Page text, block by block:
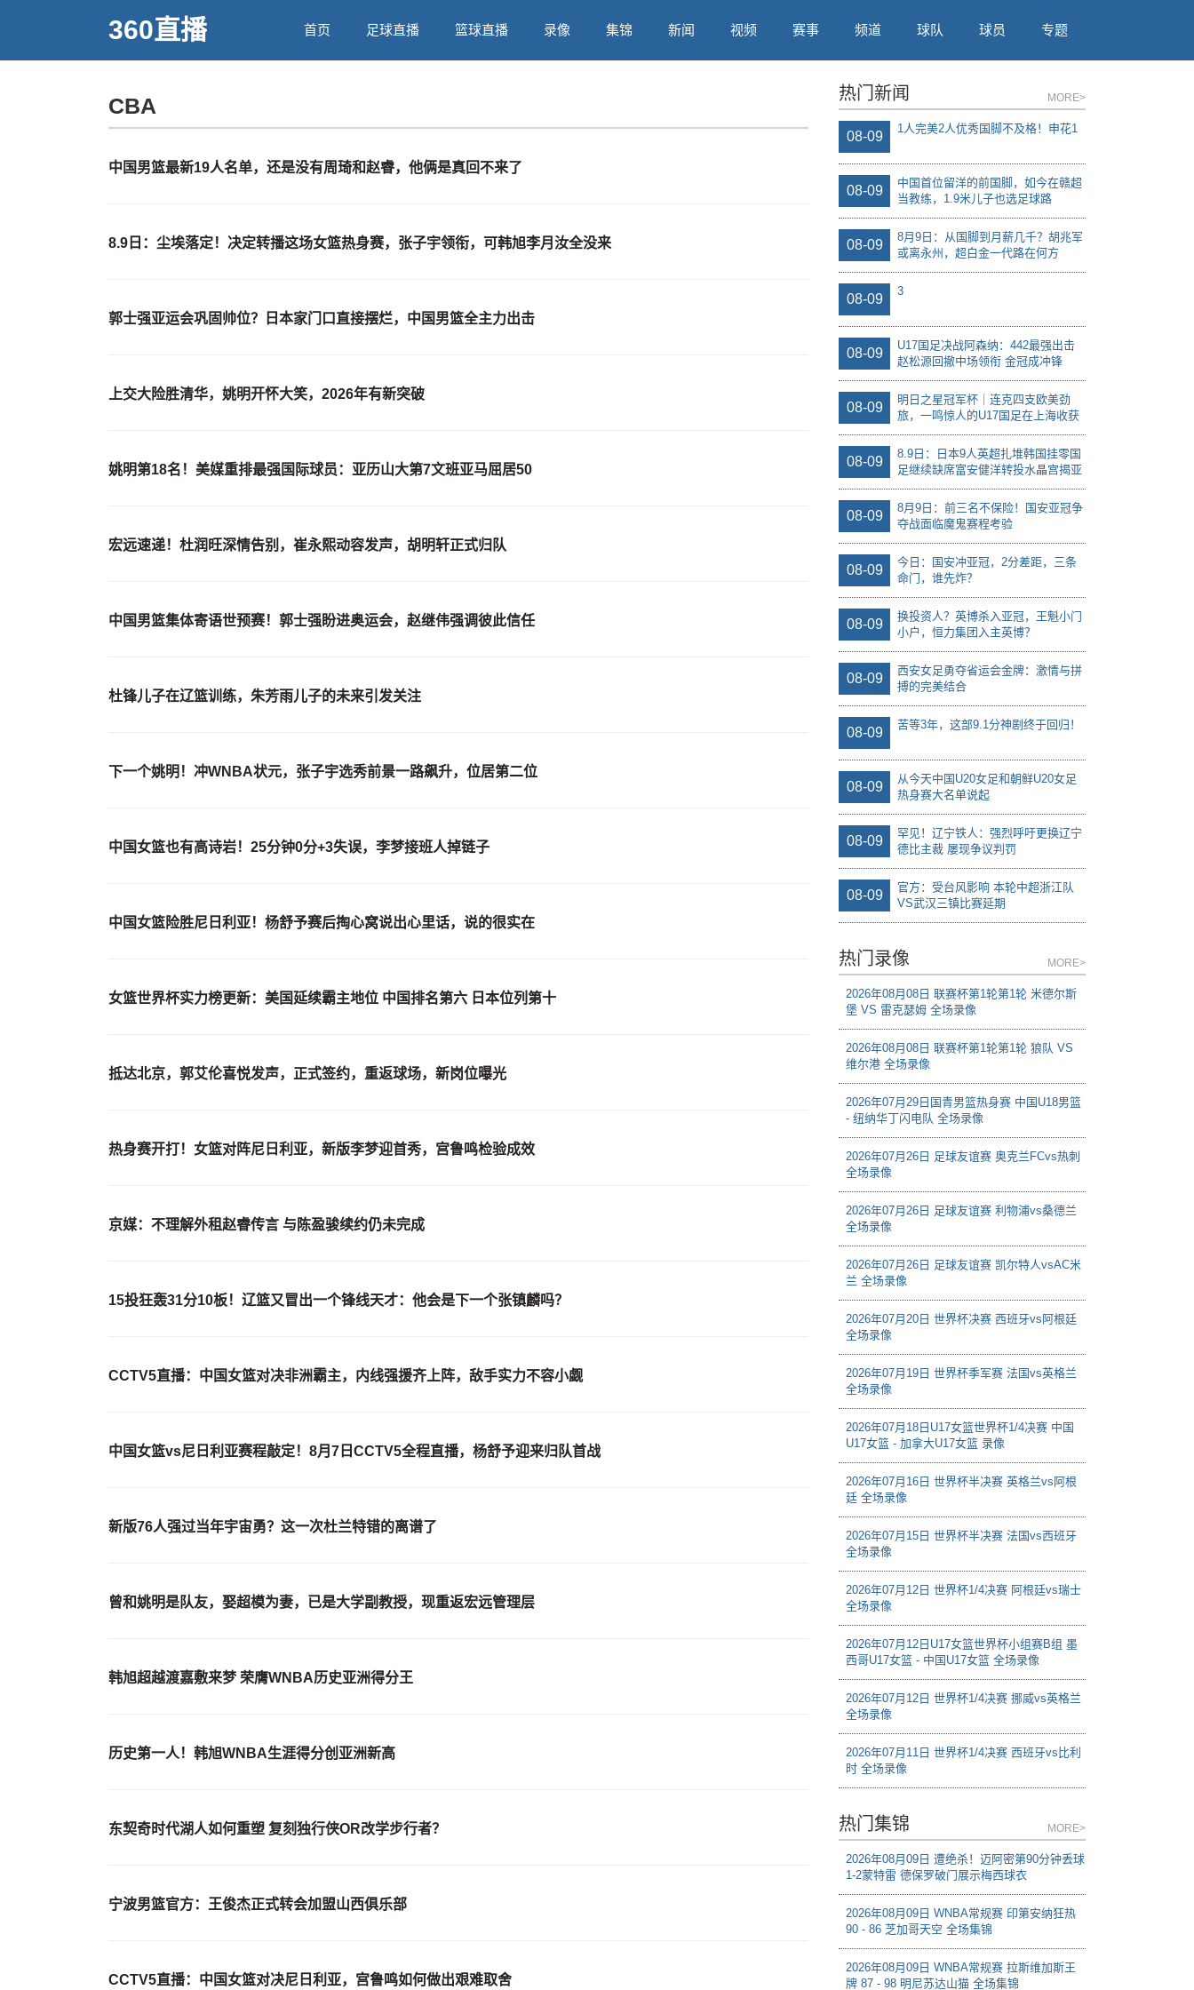
360直播 首页 足球直播 篮球直播 录像 集锦 新闻 视频 赛事 频道 球队 球员 专题
CBA
中国男篮最新19人名单，还是没有周琦和赵睿，他俩是真回不来了
8.9日：尘埃落定！决定转播这场女篮热身赛，张子宇领衔，可韩旭李月汝全没来
郭士强亚运会巩固帅位？日本家门口直接摆烂，中国男篮全主力出击
上交大险胜清华，姚明开怀大笑，2026年有新突破
姚明第18名！美媒重排最强国际球员：亚历山大第7文班亚马屈居50
宏远速递！杜润旺深情告别，崔永熙动容发声，胡明轩正式归队
中国男篮集体寄语世预赛！郭士强盼进奥运会，赵继伟强调彼此信任
杜锋儿子在辽篮训练，朱芳雨儿子的未来引发关注
下一个姚明！冲WNBA状元，张子宇选秀前景一路飙升，位居第二位
中国女篮也有高诗岩！25分钟0分+3失误，李梦接班人掉链子
中国女篮险胜尼日利亚！杨舒予赛后掏心窝说出心里话，说的很实在
女篮世界杯实力榜更新：美国延续霸主地位 中国排名第六 日本位列第十
抵达北京，郭艾伦喜悦发声，正式签约，重返球场，新岗位曝光
热身赛开打！女篮对阵尼日利亚，新版李梦迎首秀，宫鲁鸣检验成效
京媒：不理解外租赵睿传言 与陈盈骏续约仍未完成
15投狂轰31分10板！辽篮又冒出一个锋线天才：他会是下一个张镇麟吗？
CCTV5直播：中国女篮对决非洲霸主，内线强援齐上阵，敌手实力不容小觑
中国女篮vs尼日利亚赛程敲定！8月7日CCTV5全程直播，杨舒予迎来归队首战
新版76人强过当年宇宙勇？这一次杜兰特错的离谱了
曾和姚明是队友，娶超模为妻，已是大学副教授，现重返宏远管理层
韩旭超越渡嘉敷来梦 荣膺WNBA历史亚洲得分王
历史第一人！韩旭WNBA生涯得分创亚洲新高
东契奇时代湖人如何重塑 复刻独行侠OR改学步行者？
宁波男篮官方：王俊杰正式转会加盟山西俱乐部
CCTV5直播：中国女篮对决尼日利亚，宫鲁鸣如何做出艰难取舍
热门新闻 MORE>
08-09
1人完美2人优秀国脚不及格！申花1
08-09
中国首位留洋的前国脚，如今在赣超
当教练，1.9米儿子也选足球路
08-09
8月9日：从国脚到月薪几千？胡兆军
或离永州，超白金一代路在何方
08-09
3
08-09
U17国足决战阿森纳：442最强出击
赵松源回撤中场领衔 金冠成冲锋
08-09
明日之星冠军杯｜连克四支欧美劲
旅，一鸣惊人的U17国足在上海收获
了什么
08-09
8.9日：日本9人英超扎堆韩国挂零国
足继续缺席富安健洋转投水晶宫揭亚
洲足球残酷差距
08-09
8月9日：前三名不保险！国安亚冠争
夺战面临魔鬼赛程考验
08-09
今日：国安冲亚冠，2分差距，三条
命门，谁先炸？
08-09
换投资人？英博杀入亚冠，王魁小门
小户，恒力集团入主英博？
08-09
西安女足勇夺省运会金牌：激情与拼
搏的完美结合
08-09
苦等3年，这部9.1分神剧终于回归！
08-09
从今天中国U20女足和朝鲜U20女足
热身赛大名单说起
08-09
罕见！辽宁铁人：强烈呼吁更换辽宁
德比主裁 屡现争议判罚
08-09
官方：受台风影响 本轮中超浙江队
VS武汉三镇比赛延期
热门录像 MORE>
2026年08月08日 联赛杯第1轮第1轮 米德尔斯
堡 VS 雷克瑟姆 全场录像
2026年08月08日 联赛杯第1轮第1轮 狼队 VS
维尔港 全场录像
2026年07月29日国青男篮热身赛 中国U18男篮
- 纽纳华丁闪电队 全场录像
2026年07月26日 足球友谊赛 奥克兰FCvs热刺
全场录像
2026年07月26日 足球友谊赛 利物浦vs桑德兰
全场录像
2026年07月26日 足球友谊赛 凯尔特人vsAC米
兰 全场录像
2026年07月20日 世界杯决赛 西班牙vs阿根廷
全场录像
2026年07月19日 世界杯季军赛 法国vs英格兰
全场录像
2026年07月18日U17女篮世界杯1/4决赛 中国
U17女篮 - 加拿大U17女篮 录像
2026年07月16日 世界杯半决赛 英格兰vs阿根
廷 全场录像
2026年07月15日 世界杯半决赛 法国vs西班牙
全场录像
2026年07月12日 世界杯1/4决赛 阿根廷vs瑞士
全场录像
2026年07月12日U17女篮世界杯小组赛B组 墨
西哥U17女篮 - 中国U17女篮 全场录像
2026年07月12日 世界杯1/4决赛 挪威vs英格兰
全场录像
2026年07月11日 世界杯1/4决赛 西班牙vs比利
时 全场录像
热门集锦 MORE>
2026年08月09日 遭绝杀！迈阿密第90分钟丢球
1-2蒙特雷 德保罗破门展示梅西球衣
2026年08月09日 WNBA常规赛 印第安纳狂热
90 - 86 芝加哥天空 全场集锦
2026年08月09日 WNBA常规赛 拉斯维加斯王
牌 87 - 98 明尼苏达山猫 全场集锦